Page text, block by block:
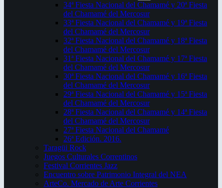
34ª Fiesta Nacional del Chamamé y 20ª Fiesta
del Chamamé del Mercosur
33ª Fiesta Nacional del Chamamé y 19ª Fiesta
del Chamamé del Mercosur
32ª Fiesta Nacional del Chamamé y 18ª Fiesta
del Chamamé del Mercosur
31ª Fiesta Nacional del Chamamé y 17ª Fiesta
del Chamamé del Mercosur
30ª Fiesta Nacional del Chamamé y 16ª Fiesta
del Chamamé del Mercosur
29ª Fiesta Nacional del Chamamé y 15ª Fiesta
del Chamamé del Mercosur
28ª Fiesta Nacional del Chamamé y 14ª Fiesta
del Chamamé del Mercosur
27ª Fiesta Nacional del Chamamé
26ª Edición. 2016.
Taragüi Rock
Juegos Culturales Correntinos
Festival Corrientes Jazz
Encuentro sobre Patrimonio Integral del NEA
ArteCo. Mercado de Arte Corrientes